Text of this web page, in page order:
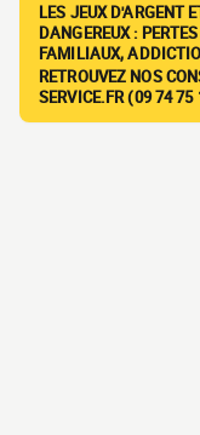
LES JEUX D'ARGENT
DANGEREUX :
FAMILIAUX,
RETROUVEZ NOS
SERVICE.FR (09 74